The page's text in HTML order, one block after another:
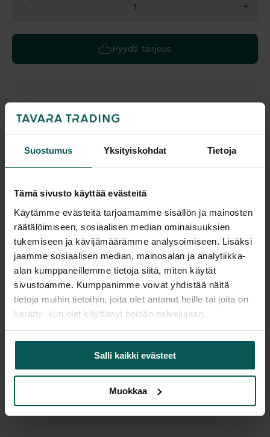
Suostumus Yksityiskohdat Tietoja
Tämä sivusto käyttää evästeitä
Käytämme evästeitä tarjoamamme sisällön ja mainosten
räätälöimiseen, sosiaalisen median ominaisuuksien
tukemiseen ja kävijämäärämme analysoimiseen. Lisäksi
jaamme sosiaalisen median, mainosalan ja analytiikka-
alan kumppaneillemme tietoja siitä, miten käytät
sivustoamme. Kumppanimme voivat yhdistää näitä
tietoja muihin tietoihin, joita olet antanut heille tai joita on
kerätty, kun olet käyttänyt heidän palvelujaan.
Salli kaikki evästeet
Muokkaa
- +
Pyydä tarjous
Saatavuus
Vantaa: Loppuunmyyty
Tulosta tuotekortti
Tuotekuvaus
Martela Stacks sermin korotusosa harmaalla
verhoilulla. Sopii 80 cm leveään sermiin.